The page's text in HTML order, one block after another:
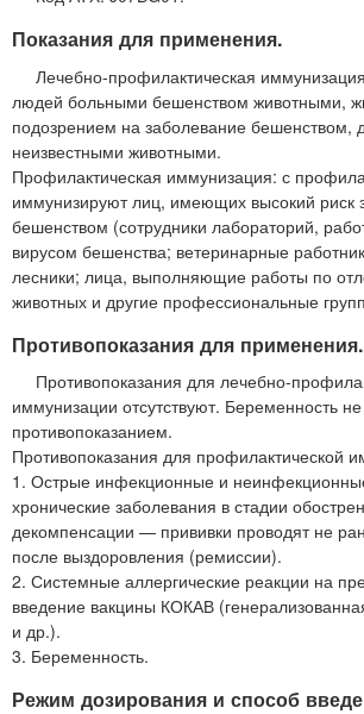
Показания для применения.
Лечебно-профилактическая
людей больными бешенством животными,
подозрением на заболевание бешенством,
неизвестными животными.
Профилактическая иммунизация: с
иммунизируют лиц, имеющих высокий риск
бешенством (сотрудники лабораторий,
вирусом бешенства; ветеринарные
лесники; лица, выполняющие работы по
животных и другие профессиональные
Противопоказания для применения.
Противопоказания для лечебно-
иммунизации отсутствуют. Беременность
противопоказанием.
Противопоказания для профилактической
1. Острые инфекционные и
хронические заболевания в стадии
декомпенсации — прививки проводят не
после выздоровления (ремиссии).
2. Системные аллергические реакции на
введение вакцины КОКАВ
и др.).
3. Беременность.
Режим дозирования и способ